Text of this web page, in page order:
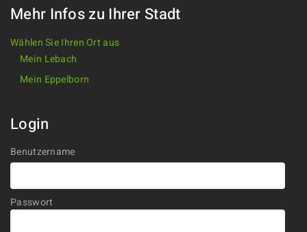
Mehr Infos zu Ihrer Stadt
Wählen Sie Ihren Ort aus
Mein Lebach
Mein Eppelborn
Login
Benutzername
Passwort